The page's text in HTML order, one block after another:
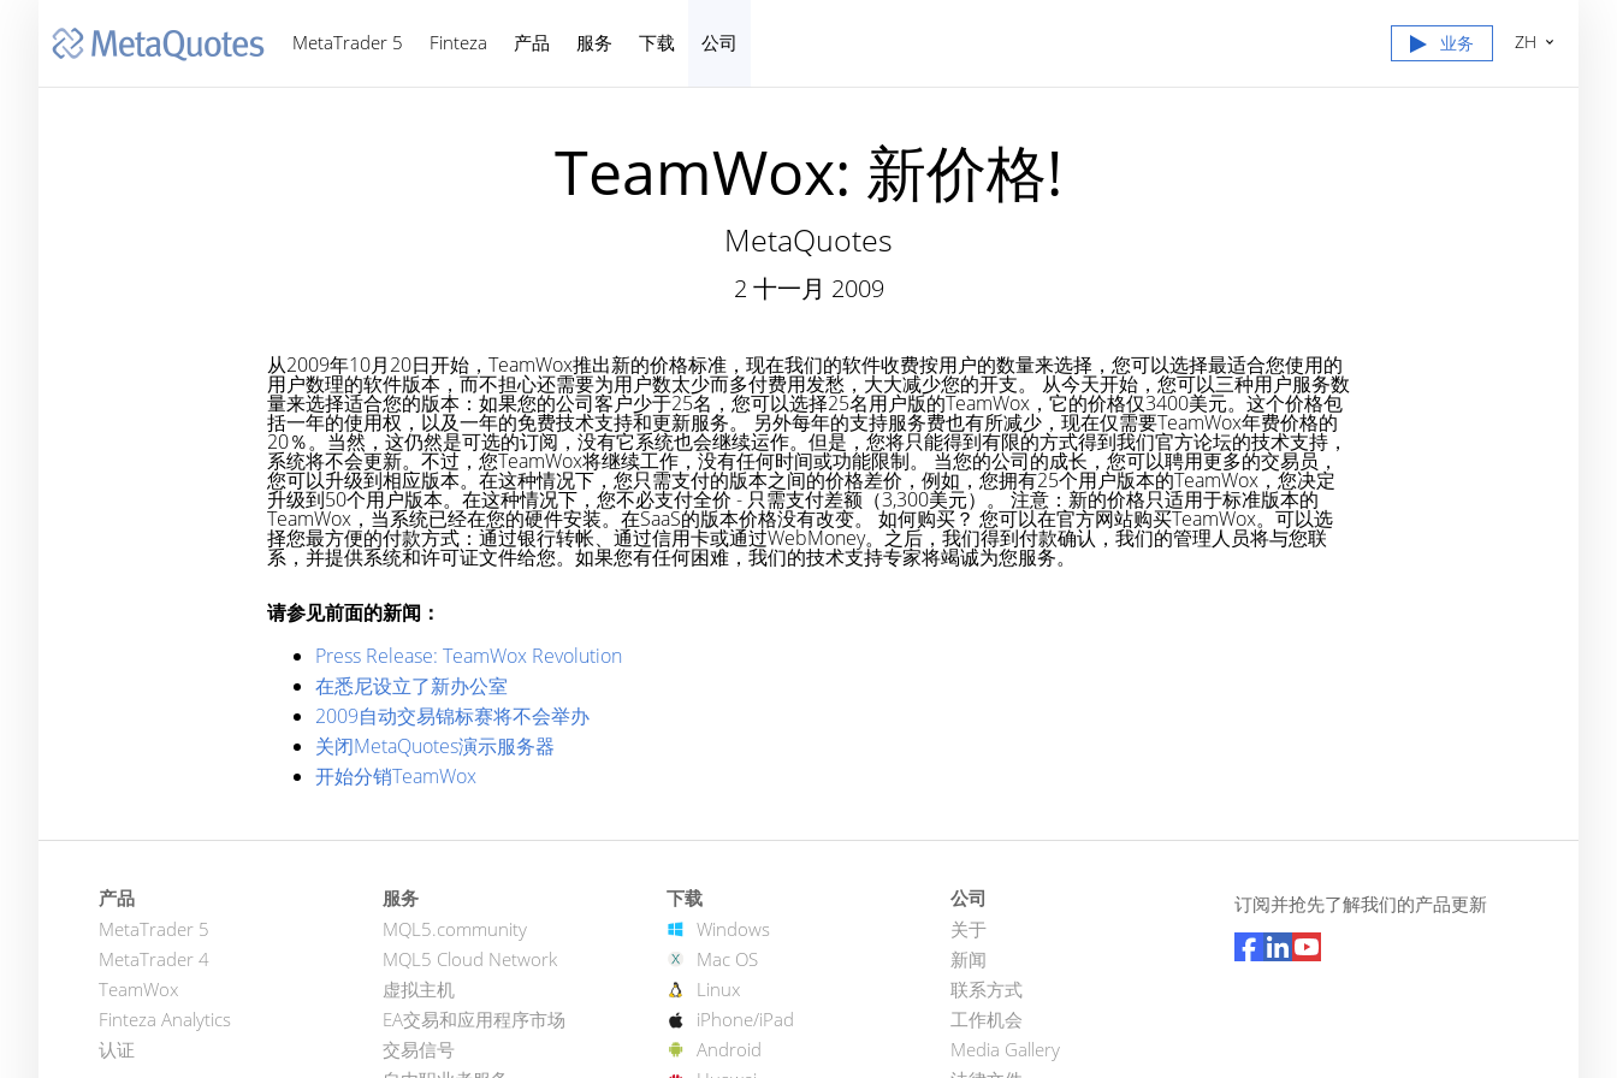
MetaTrader 5 Finteza 产品 服务 下载 公司 业务 ZH
TeamWox: 新价格!
MetaQuotes
2 十一月 2009
从2009年10月20日开始，TeamWox推出新的价格标准，现在我们的软件收费按用户的数量来选择，您可以选择最适合您使用的
用户数理的软件版本，而不担心还需要为用户数太少而多付费用发愁，大大减少您的开支。 从今天开始，您可以三种用户服务数
量来选择适合您的版本：如果您的公司客户少于25名，您可以选择25名用户版的TeamWox，它的价格仅3400美元。这个价格包
括一年的使用权，以及一年的免费技术支持和更新服务。 另外每年的支持服务费也有所减少，现在仅需要TeamWox年费价格的
20％。当然，这仍然是可选的订阅，没有它系统也会继续运作。但是，您将只能得到有限的方式得到我们官方论坛的技术支持，
系统将不会更新。不过，您TeamWox将继续工作，没有任何时间或功能限制。 当您的公司的成长，您可以聘用更多的交易员，
您可以升级到相应版本。在这种情况下，您只需支付的版本之间的价格差价，例如，您拥有25个用户版本的TeamWox，您决定
升级到50个用户版本。在这种情况下，您不必支付全价 - 只需支付差额（3,300美元）。 注意：新的价格只适用于标准版本的
TeamWox，当系统已经在您的硬件安装。在SaaS的版本价格没有改变。 如何购买？ 您可以在官方网站购买TeamWox。可以选
择您最方便的付款方式：通过银行转帐、通过信用卡或通过WebMoney。之后，我们得到付款确认，我们的管理人员将与您联
系，并提供系统和许可证文件给您。如果您有任何困难，我们的技术支持专家将竭诚为您服务。
请参见前面的新闻：
Press Release: TeamWox Revolution
在悉尼设立了新办公室
2009自动交易锦标赛将不会举办
关闭MetaQuotes演示服务器
开始分销TeamWox
产品
MetaTrader 5
MetaTrader 4
TeamWox
Finteza Analytics
认证
服务
MQL5.community
MQL5 Cloud Network
虚拟主机
EA交易和应用程序市场
交易信号
下载
Windows
Mac OS
Linux
iPhone/iPad
Android
公司
关于
新闻
联系方式
工作机会
Media Gallery
订阅并抢先了解我们的产品更新